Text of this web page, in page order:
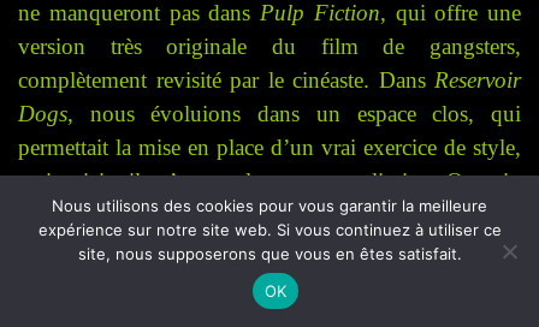
ne manqueront pas dans Pulp Fiction, qui offre une
version très originale du film de gangsters,
complètement revisité par le cinéaste. Dans Reservoir
Dogs, nous évoluions dans un espace clos, qui
permettait la mise en place d’un vrai exercice de style,
mais, ici, il n’y a plus aucune limite. Quentin
Tarantino utilise tout un arsenal cinématographique
varié et affûté pour proposer ce qui constitue la
véritable base de son cinéma. Dialogues, musiques,
maîtrise du temps, tout est bon pour construire un
Nous utilisons des cookies pour vous garantir la meilleure
expérience sur notre site web. Si vous continuez à utiliser ce
site, nous supposerons que vous en êtes satisfait.
OK